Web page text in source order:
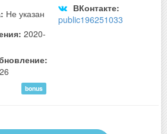
Не указан
ВКонтакте:
public196251033
2020-
bonus